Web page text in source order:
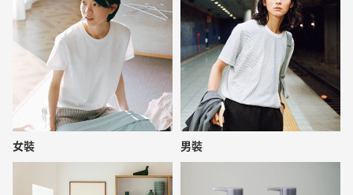
女裝 男裝